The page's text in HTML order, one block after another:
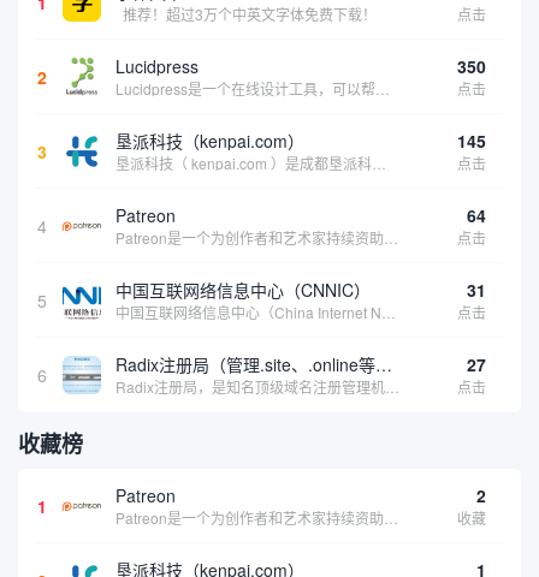
推荐！超过3万个中英文字体免费下载！ 点击
2 Lucidpress 350
点击
3 垦派科技（kenpai.com） 145
点击
4 Patreon 64
点击
5 中国互联网络信息中心（CNNIC） 31
点击
6 Radix注册局（管理.site、.online等顶级域名） 27
点击
收藏榜
1 Patreon 2
收藏
垦派科技（kenpai.com） 1